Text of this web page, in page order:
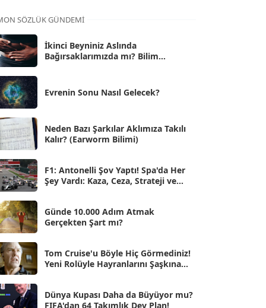
2025
2025
2025 [56]
2025
2025
2025
2025 [54]
2025 [56]
2025 [50]
2025 [57]
2025
2024 [25]
2024
2024 [46]
SÖZLÜK GÜNDEMI
İkinci Beyniniz Aslında
Bağırsaklarımızda mı? Bilim
Evrenin Sonu Nasıl Gelecek?
Neden Bazı Şarkılar Aklımıza Takılı
Kalır? (Earworm Bilimi)
F1: Antonelli Şov Yaptı! Spa'da Her
Şey Vardı: Kaza, Ceza, Strateji ve
Günde 10.000 Adım Atmak
Gerçekten Şart mı?
Tom Cruise'u Böyle Hiç Görmediniz!
Yeni Rolüyle Hayranlarını Şaşkına
Dünya Kupası Daha da Büyüyor mu?
FIFA'dan 64 Takımlık Dev Plan!